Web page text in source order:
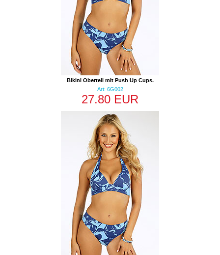
Bikini Oberteil mit Push Up Cups.
Art: 6G002
27.80 EUR